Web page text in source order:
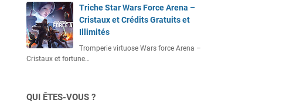
Triche Star Wars Force Arena –
Cristaux et Crédits Gratuits et
Illimités
Tromperie virtuose Wars force Arena –
Cristaux et fortune…
QUI ÊTES-VOUS ?